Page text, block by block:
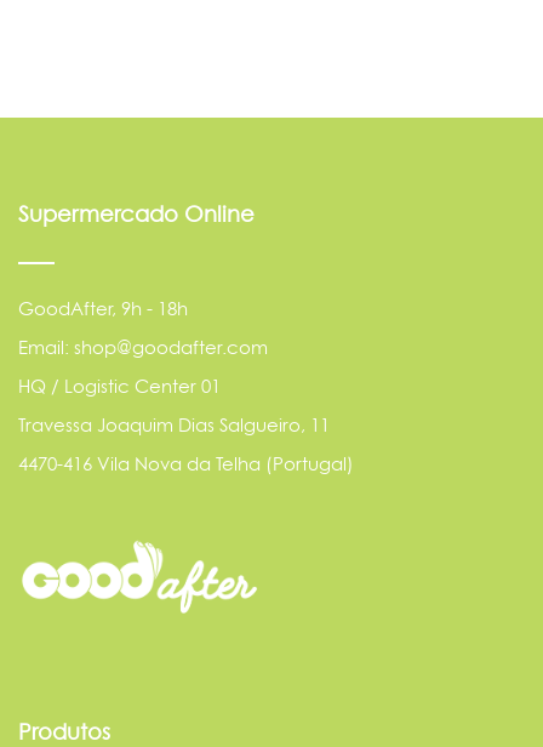
Supermercado Online
GoodAfter, 9h - 18h
Email: shop@goodafter.com
HQ / Logistic Center 01
Travessa Joaquim Dias Salgueiro, 11
4470-416 Vila Nova da Telha (Portugal)
Produtos